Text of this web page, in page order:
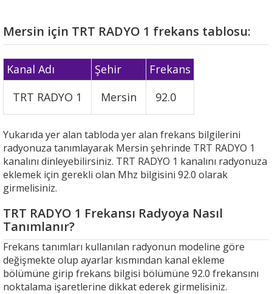
Mersin için TRT RADYO 1 frekans tablosu:
Kanal Adı Şehir
Frekans
TRT RADYO 1
Mersin 92.0
Yukarıda yer alan tabloda yer alan frekans bilgilerini
radyonuza tanımlayarak Mersin şehrinde TRT RADYO 1
kanalını dinleyebilirsiniz. TRT RADYO 1 kanalını radyonuza
eklemek için gerekli olan Mhz bilgisini 92.0 olarak
girmelisiniz.
TRT RADYO 1 Frekansı Radyoya Nasıl
Tanımlanır?
Frekans tanımları kullanılan radyonun modeline göre
değişmekte olup ayarlar kısmından kanal ekleme
bölümüne girip frekans bilgisi bölümüne 92.0 frekansını
noktalama işaretlerine dikkat ederek girmelisiniz.